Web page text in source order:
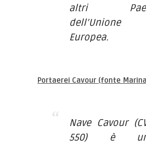
altri
dell’Unione
Europea.
Portaerei Cavour (fonte
Nave Cavour
550) è